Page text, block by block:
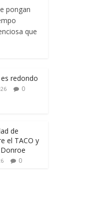
pongan
que
redondo
0
de
el TACO y
0